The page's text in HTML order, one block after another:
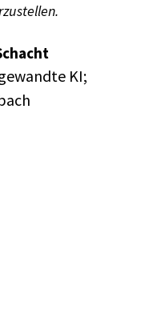
KI;